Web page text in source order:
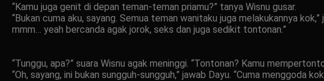
“Kamu juga genit di depan teman-teman priamu?” tanya Wisnu gusar.
“Bukan cuma aku, sayang. Semua teman wanitaku juga melakukannya
mmm… yeah bercanda agak jorok, seks dan juga sedikit tontonan.”
“Tunggu, apa?” suara Wisnu agak meninggi. “Tontonan? Kamu
“Oh, sayang, ini bukan sungguh-sungguh,” jawab Dayu. “Cuma